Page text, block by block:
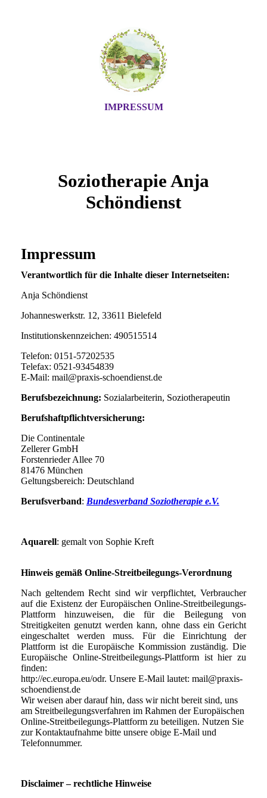
IMPRESSUM
Soziotherapie Anja
Schöndienst
Impressum
Verantwortlich für die Inhalte dieser Internetseiten:
Anja Schöndienst
Johanneswerkstr. 12, 33611 Bielefeld
Institutionskennzeichen: 490515514
Telefon: 0151-57202535
Telefax: 0521-93454839
E-Mail: mail@praxis-schoendienst.de
Berufsbezeichnung: Sozialarbeiterin, Soziotherapeutin
Berufshaftpflichtversicherung:
Die Continentale
Zellerer GmbH
Forstenrieder Allee 70
81476 München
Geltungsbereich: Deutschland
Berufsverband: Bundesverband Soziotherapie e.V.
Aquarell: gemalt von Sophie Kreft
Hinweis gemäß Online-Streitbeilegungs-Verordnung
Nach geltendem Recht sind wir verpflichtet, Verbraucher
auf die Existenz der Europäischen Online-Streitbeilegungs-
Plattform hinzuweisen, die für die Beilegung von
Streitigkeiten genutzt werden kann, ohne dass ein Gericht
eingeschaltet werden muss. Für die Einrichtung der
Plattform ist die Europäische Kommission zuständig. Die
Europäische Online-Streitbeilegungs-Plattform ist hier zu
finden:
http://ec.europa.eu/odr. Unsere E-Mail lautet: mail@praxis-
schoendienst.de
Wir weisen aber darauf hin, dass wir nicht bereit sind, uns
am Streitbeilegungsverfahren im Rahmen der Europäischen
Online-Streitbeilegungs-Plattform zu beteiligen. Nutzen Sie
zur Kontaktaufnahme bitte unsere obige E-Mail und
Telefonnummer.
Disclaimer – rechtliche Hinweise